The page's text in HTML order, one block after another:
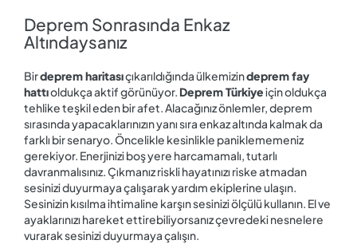
Deprem Sonrasında Enkaz
Altındaysanız
Birdeprem haritasıçıkarıldığında ülkemizindeprem fay
hattıoldukça aktif görünüyor. Deprem Türkiyeiçin oldukça
tehlike teşkil eden bir afet. Alacağınız önlemler, deprem
sırasında yapacaklarınızın yanı sıra enkaz altında kalmak da
farklı bir senaryo. Öncelikle kesinlikle paniklememeniz
gerekiyor. Enerjinizi boş yere harcamamalı, tutarlı
davranmalısınız. Çıkmanız riskli hayatınızı riske atmadan
sesinizi duyurmaya çalışarak yardım ekiplerine ulaşın.
Sesinizin kısılma ihtimaline karşın sesinizi ölçülü kullanın. El ve
ayaklarınızı hareket ettirebiliyorsanız çevredeki nesnelere
vurarak sesinizi duyurmaya çalışın.